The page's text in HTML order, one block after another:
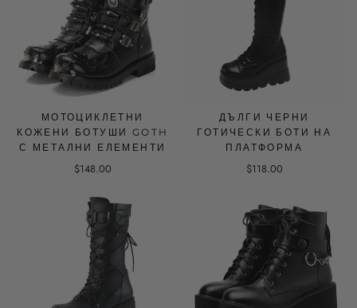
МОТОЦИКЛЕТНИ
КОЖЕНИ БОТУШИ GOTH
С МЕТАЛНИ ЕЛЕМЕНТИ
$148.00
ДЪЛГИ ЧЕРНИ
ГОТИЧЕСКИ БОТИ НА
ПЛАТФОРМА
$118.00